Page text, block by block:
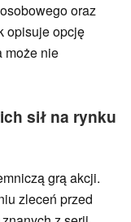
oraz
opisuje opcję
może nie
sił na rynku
grą akcji.
zleceń przed